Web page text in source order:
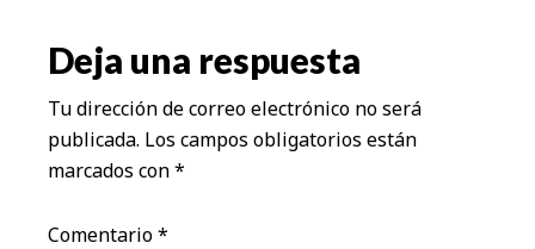
lectores
Deja una respuesta
Tu dirección de correo electrónico no será
publicada. Los campos obligatorios están
marcados con*
Comentario*